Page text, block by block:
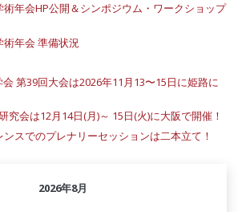
年会HP公開＆シンポジウム・ワークショップ
年会 準備状況
第39回大会は2026年11月13〜15日に姫路に
究会は12月14日(月)～ 15日(火)に大阪で開催！
スでのプレナリーセッションは二本立て！
2026年8月